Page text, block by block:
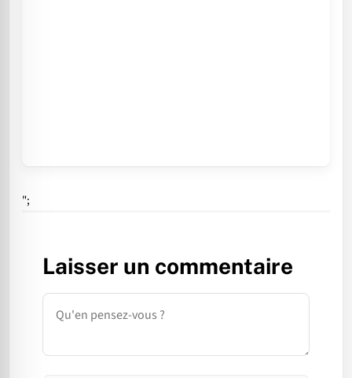
";
Laisser un commentaire
Commentaire